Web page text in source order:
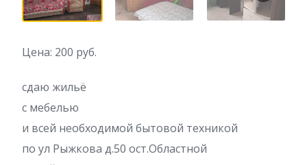
Цена: 200 руб.
сдаю жильё
с мебелью
и всей необходимой бытовой техникой
по ул Рыжкова д.50 ост.Областной